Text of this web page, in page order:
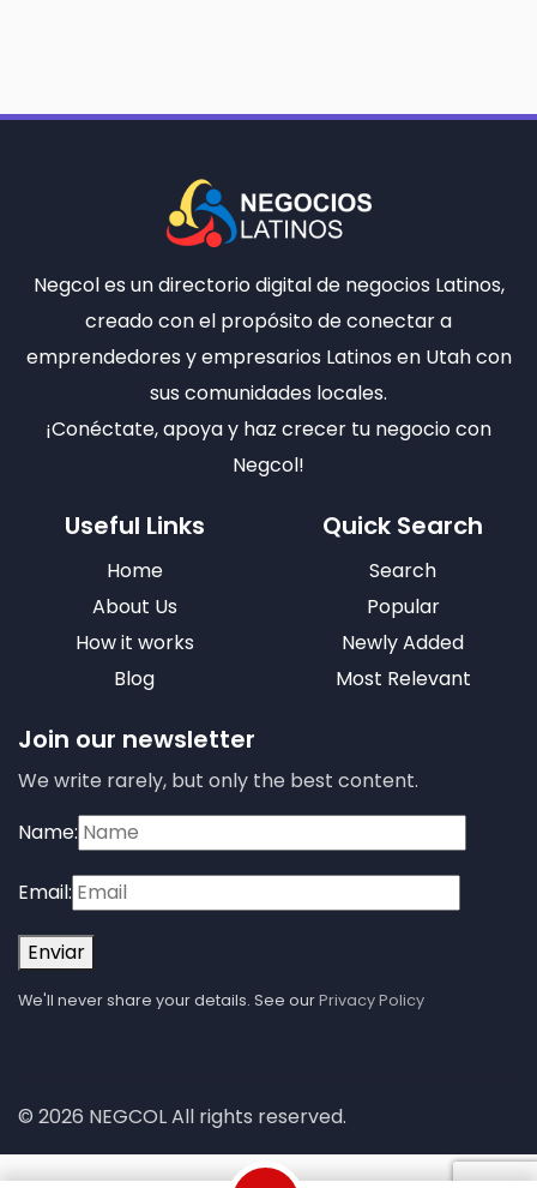
Negcol es un directorio digital de negocios Latinos,
creado con el propósito de conectar a
emprendedores y empresarios Latinos en Utah con
sus comunidades locales.
¡Conéctate, apoya y haz crecer tu negocio con
Negcol!
Useful Links
Home
About Us
How it works
Blog
Quick Search
Search
Popular
Newly Added
Most Relevant
Join our newsletter
We write rarely, but only the best content.
Name:
Email:
Enviar
We'll never share your details. See ourPrivacy Policy
© 2026 NEGCOL All rights reserved.